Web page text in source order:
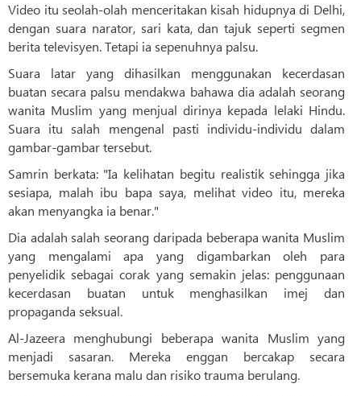
Video itu seolah-olah menceritakan kisah hidupnya di Delhi,
dengan suara narator, sari kata, dan tajuk seperti segmen
berita televisyen. Tetapi ia sepenuhnya palsu.
Suara latar yang dihasilkan menggunakan kecerdasan
buatan secara palsu mendakwa bahawa dia adalah seorang
wanita Muslim yang menjual dirinya kepada lelaki Hindu.
Suara itu salah mengenal pasti individu-individu dalam
gambar-gambar tersebut.
Samrin berkata: "Ia kelihatan begitu realistik sehingga jika
sesiapa, malah ibu bapa saya, melihat video itu, mereka
akan menyangka ia benar."
Dia adalah salah seorang daripada beberapa wanita Muslim
yang mengalami apa yang digambarkan oleh para
penyelidik sebagai corak yang semakin jelas: penggunaan
kecerdasan buatan untuk menghasilkan imej dan
propaganda seksual.
Al-Jazeera menghubungi beberapa wanita Muslim yang
menjadi sasaran. Mereka enggan bercakap secara
bersemuka kerana malu dan risiko trauma berulang.